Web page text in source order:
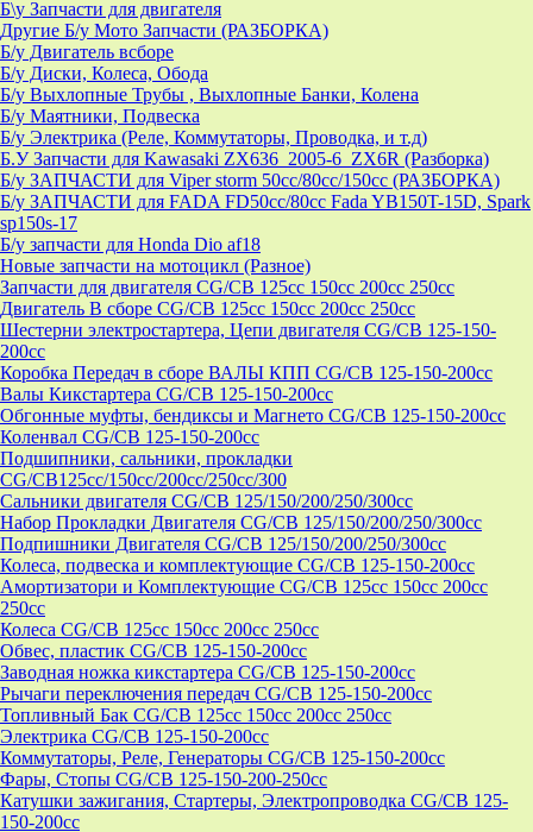
Б\у Запчасти для двигателя
Другие Б/у Мото Запчасти (РАЗБОРКА)
Б/у Двигатель всборе
Б/у Диски, Колеса, Обода
Б/у Выхлопные Трубы , Выхлопные Банки, Колена
Б/у Маятники, Подвеска
Б/у Электрика (Реле, Коммутаторы, Проводка, и т.д)
Б.У Запчасти для Kawasaki ZX636_2005-6_ZX6R (Разборка)
Б/у ЗАПЧАСТИ для Viper storm 50cc/80cc/150cc (РАЗБОРКА)
Б/у ЗАПЧАСТИ для FADA FD50cc/80cc Fada YB150T-15D, Spark
sp150s-17
Б/у запчасти для Honda Dio af18
Новые запчасти на мотоцикл (Разное)
Запчасти для двигателя CG/CB 125cc 150cc 200cc 250cc
Двигатель В сборе CG/CB 125cc 150cc 200cc 250cc
Шестерни электростартера, Цепи двигателя CG/CB 125-150-
200cc
Коробка Передач в сборе ВАЛЫ КПП CG/CB 125-150-200cc
Валы Кикстартера CG/CB 125-150-200cc
Обгонные муфты, бендиксы и Магнето CG/CB 125-150-200cc
Коленвал CG/CB 125-150-200cc
Подшипники, сальники, прокладки
CG/CB125сс/150cc/200cc/250cc/300
Сальники двигателя CG/CB 125/150/200/250/300cc
Набор Прокладки Двигателя CG/CB 125/150/200/250/300cc
Подпишники Двигателя CG/CB 125/150/200/250/300cc
Колеса, подвеска и комплектующие CG/CB 125-150-200cc
Амортизатори и Комплектующие CG/CB 125cc 150cc 200cc
250cc
Колеса CG/CB 125cc 150cc 200cc 250cc
Обвес, пластик CG/CB 125-150-200cc
Заводная ножка кикстартера CG/CB 125-150-200cc
Рычаги переключения передач CG/CB 125-150-200cc
Топливный Бак CG/CB 125cc 150cc 200cc 250cc
Электрика CG/CB 125-150-200cc
Коммутаторы, Реле, Генераторы CG/CB 125-150-200cc
Фары, Стопы CG/CB 125-150-200-250cc
Катушки зажигания, Стартеры, Электропроводка CG/CB 125-
150-200cc